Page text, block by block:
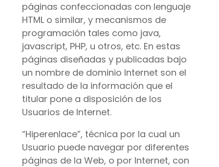
páginas confeccionadas con lenguaje
HTML o similar, y mecanismos de
programación tales como java,
javascript, PHP, u otros, etc. En estas
páginas diseñadas y publicadas bajo
un nombre de dominio Internet son el
resultado de la información que el
titular pone a disposición de los
Usuarios de Internet.
“Hiperenlace”, técnica por la cual un
Usuario puede navegar por diferentes
páginas de la Web, o por Internet, con